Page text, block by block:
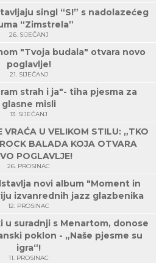
singl “S!” s nadolazećeg
“Zimstrela”
26. SIJEČANJ
"Tvoja budala" otvara novo
poglavlje!
21. SIJEČANJ
strah i ja"- tiha pjesma za
glasne misli
13. SIJEČANJ
VRAĆA U VELIKOM STILU: „TKO
BALADA KOJA OTVARA
POGLAVLJE!
26. PROSINAC
novi album "Moment in
izvanrednih jazz glazbenika
12. PROSINAC
u suradnji s Menartom, donose
poklon - „Naše pjesme su
igra“!
11. PROSINAC